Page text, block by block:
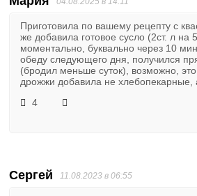
Приготовила по вашему рецепту с
же добавила готовое сусло (2ст. л на
моментально, буквально через 10
обеду следующего дня, получился
(бродил меньше суток), возможно, это
дрожжи добавила не хлебопекарные,
4
Сергей 11.08.2023 в 06:55